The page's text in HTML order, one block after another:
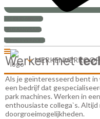
+31 (0)30-6880999
PRIJS AANVRAAG
SERVICEVERZOEK
MERKENVERKOOP
Werken met
Als je geïnteresseerd bent
een bedrijf dat
park machines. Werken in
enthousiaste collega`s.
doorgroeimogelijkheden.